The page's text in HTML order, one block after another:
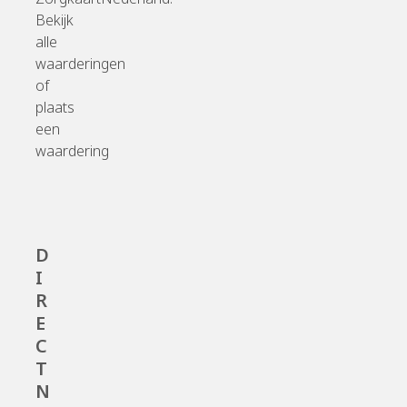
Bekijk
alle
waarderingen
of
plaats
een
waardering
D
I
R
E
C
T
N